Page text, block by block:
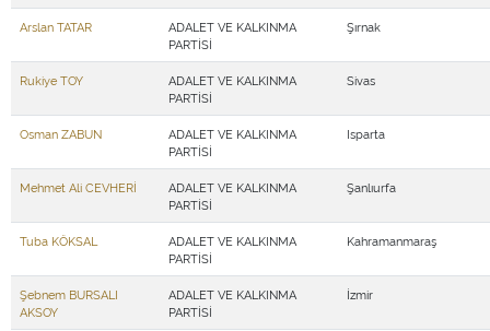
Arslan TATAR
ADALET VE KALKINMA
PARTİSİ
Şırnak
Rukiye TOY
ADALET VE KALKINMA
PARTİSİ
Sivas
Osman ZABUN
ADALET VE KALKINMA
PARTİSİ
Isparta
Mehmet Ali CEVHERİ
ADALET VE KALKINMA
PARTİSİ
Şanlıurfa
Tuba KÖKSAL
ADALET VE KALKINMA
PARTİSİ
Kahramanmaraş
Şebnem BURSALI
AKSOY
ADALET VE KALKINMA
PARTİSİ
İzmir